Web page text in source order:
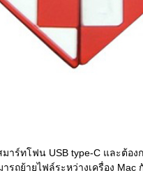
าร์ทโฟน USB type-C และต้อง
ถย้ายไฟล์ระหว่างเครื่อง Mac